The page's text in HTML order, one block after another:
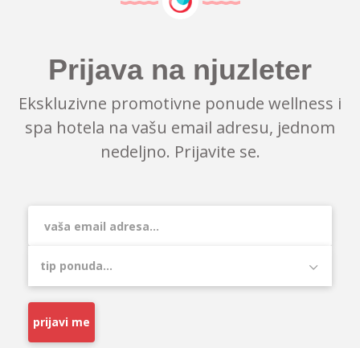
Prijava na njuzleter
Ekskluzivne promotivne ponude wellness i
spa hotela na vašu email adresu, jednom
nedeljno. Prijavite se.
prijavi me